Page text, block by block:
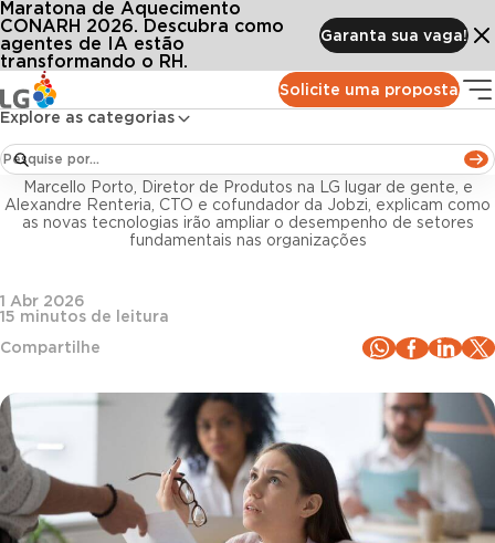
Solicite uma proposta
Explore as categorias
Maratona de Aquecimento
CONARH 2026. Descubra como
agentes de IA estão
transformando o RH.
Garanta sua vaga!
Conteúdos Blog LG
Desafios do RH em tempos de IA: abordagens práticas para superar barreiras
Inteligência artificial
Desafios do RH em tempos de IA: abordagens
práticas para superar barreiras
Marcello Porto, Diretor de Produtos na LG lugar de gente, e
Alexandre Renteria, CTO e cofundador da Jobzi, explicam como
as novas tecnologias irão ampliar o desempenho de setores
fundamentais nas organizações
1 Abr 2026
15 minutos de leitura
Compartilhe